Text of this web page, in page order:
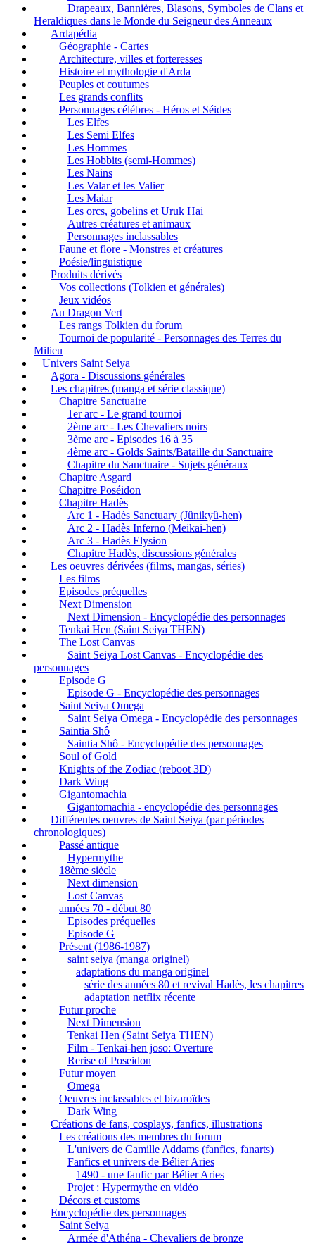
Drapeaux, Bannières, Blasons, Symboles de Clans et
Heraldiques dans le Monde du Seigneur des Anneaux
Ardapédia
Géographie - Cartes
Architecture, villes et forteresses
Histoire et mythologie d'Arda
Peuples et coutumes
Les grands conflits
Personnages célébres - Héros et Séides
Les Elfes
Les Semi Elfes
Les Hommes
Les Hobbits (semi-Hommes)
Les Nains
Les Valar et les Valier
Les Maiar
Les orcs, gobelins et Uruk Hai
Autres créatures et animaux
Personnages inclassables
Faune et flore - Monstres et créatures
Poésie/linguistique
Produits dérivés
Vos collections (Tolkien et générales)
Jeux vidéos
Au Dragon Vert
Les rangs Tolkien du forum
Tournoi de popularité - Personnages des Terres du
Milieu
Univers Saint Seiya
Agora - Discussions générales
Les chapitres (manga et série classique)
Chapitre Sanctuaire
1er arc - Le grand tournoi
2ème arc - Les Chevaliers noirs
3ème arc - Episodes 16 à 35
4ème arc - Golds Saints/Bataille du Sanctuaire
Chapitre du Sanctuaire - Sujets généraux
Chapitre Asgard
Chapitre Poséidon
Chapitre Hadès
Arc 1 - Hadès Sanctuary (Jûnikyû-hen)
Arc 2 - Hadès Inferno (Meikai-hen)
Arc 3 - Hadès Elysion
Chapitre Hadès, discussions générales
Les oeuvres dérivées (films, mangas, séries)
Les films
Episodes préquelles
Next Dimension
Next Dimension - Encyclopédie des personnages
Tenkai Hen (Saint Seiya THEN)
The Lost Canvas
Saint Seiya Lost Canvas - Encyclopédie des
personnages
Episode G
Episode G - Encyclopédie des personnages
Saint Seiya Omega
Saint Seiya Omega - Encyclopédie des personnages
Saintia Shô
Saintia Shô - Encyclopédie des personnages
Soul of Gold
Knights of the Zodiac (reboot 3D)
Dark Wing
Gigantomachia
Gigantomachia - encyclopédie des personnages
Différentes oeuvres de Saint Seiya (par périodes
chronologiques)
Passé antique
Hypermythe
18ème siècle
Next dimension
Lost Canvas
années 70 - début 80
Episodes préquelles
Episode G
Présent (1986-1987)
saint seiya (manga originel)
adaptations du manga originel
série des années 80 et revival Hadès, les chapitres
adaptation netflix récente
Futur proche
Next Dimension
Tenkai Hen (Saint Seiya THEN)
Film - Tenkai-hen josō: Overture
Rerise of Poseidon
Futur moyen
Omega
Oeuvres inclassables et bizaroïdes
Dark Wing
Créations de fans, cosplays, fanfics, illustrations
Les créations des membres du forum
L'univers de Camille Addams (fanfics, fanarts)
Fanfics et univers de Bélier Aries
1490 - une fanfic par Bélier Aries
Projet : Hypermythe en vidéo
Décors et customs
Encyclopédie des personnages
Saint Seiya
Armée d'Athéna - Chevaliers de bronze